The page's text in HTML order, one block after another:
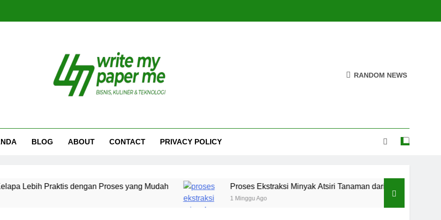
RANDOM NEWS
BLOG ABOUT CONTACT PRIVACY POLICY
Praktis dengan Proses yang Mudah Proses Ekstraksi Minyak Atsiri Tanaman dari Bahan hingga Hasil
1 Minggu Ago